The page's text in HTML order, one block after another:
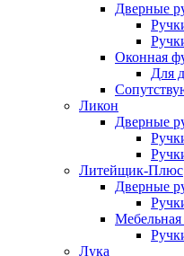
Дверные
Оконная
Для
Ликон
Дверные
Литейщик-Плюс
Дверные
Лука